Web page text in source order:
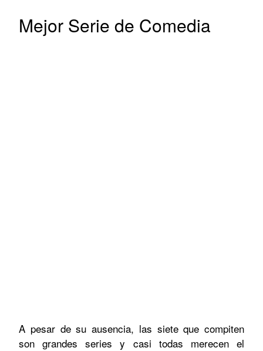
Mejor Serie de Comedia
A pesar de su ausencia, las siete que compiten
son grandes series y casi todas merecen el